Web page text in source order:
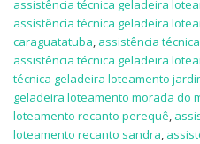
assistência técnica geladeira
assistência técnica geladeira
caraguatatuba, assistência
assistência técnica geladeira
técnica geladeira loteamento
geladeira loteamento morada do
loteamento recanto perequê,
loteamento recanto sandra,